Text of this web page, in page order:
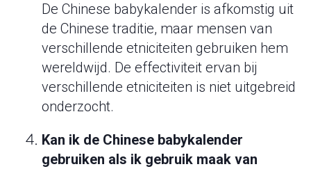
De Chinese babykalender is afkomstig uit
de Chinese traditie, maar mensen van
verschillende etniciteiten gebruiken hem
wereldwijd. De effectiviteit ervan bij
verschillende etniciteiten is niet uitgebreid
onderzocht.
Kan ik de Chinese babykalender
gebruiken als ik gebruik maak van